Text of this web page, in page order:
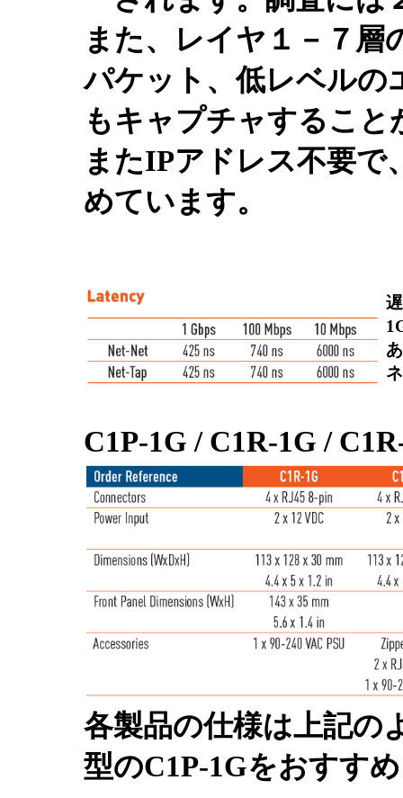
また、レイヤ１－７
パケット、低レベル
もキャプチャすること
またIPアドレス不要で
めています。
C1P-1G / C1R-1G /
各製品の仕様は上記の
型のC1P-1Gをおすす